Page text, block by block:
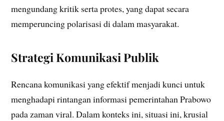
mengundang kritik serta protes, yang dapat secara
memperuncing polarisasi di dalam masyarakat.
Strategi Komunikasi Publik
Rencana komunikasi yang efektif menjadi kunci untuk
menghadapi rintangan informasi pemerintahan Prabowo
pada zaman viral. Dalam konteks ini, situasi ini, krusial